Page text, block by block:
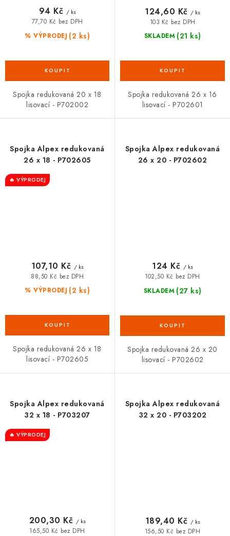
% VÝPRODEJ (2 ks)
77,70 Kč bez DPH
94 Kč / ks
Spojka redukovaná 20 x 18
lisovací - P702002
SKLADEM (21 ks)
103 Kč bez DPH
124,60 Kč / ks
Spojka redukovaná 26 x 16
lisovací - P702601
Spojka Alpex redukovaná
26 x 18 - P702605
🔥 VÝPRODEJ
% VÝPRODEJ (2 ks)
88,50 Kč bez DPH
107,10 Kč / ks
Spojka redukovaná 26 x 18
lisovací - P702605
Spojka Alpex redukovaná
26 x 20 - P702602
SKLADEM (27 ks)
102,50 Kč bez DPH
124 Kč / ks
Spojka redukovaná 26 x 20
lisovací - P702602
Spojka Alpex redukovaná
32 x 18 - P703207
🔥 VÝPRODEJ
165,50 Kč bez DPH
200,30 Kč / ks
Spojka Alpex redukovaná
32 x 20 - P703202
156,50 Kč bez DPH
189,40 Kč / ks